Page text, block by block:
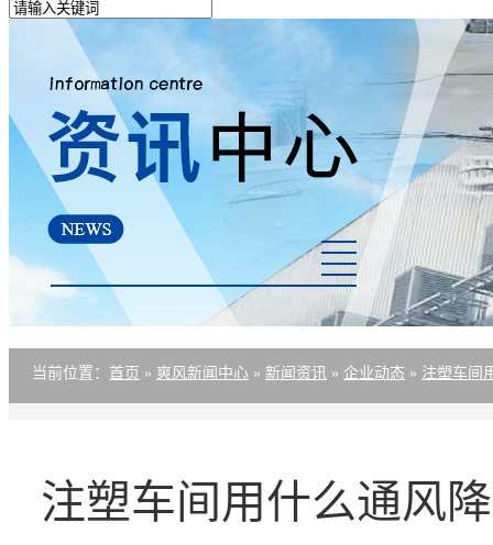
网站收藏
首页
蒸发式冷气机
工业大吊扇
负压风机
工业省电空调
产品中心
厂房降温方案
资讯中心
关于爽风
联系爽风
当前位置 ： 首页 » 爽风新闻中心 » 新闻资讯 » 企业动态 » 注塑车间
注塑车间用什么通风